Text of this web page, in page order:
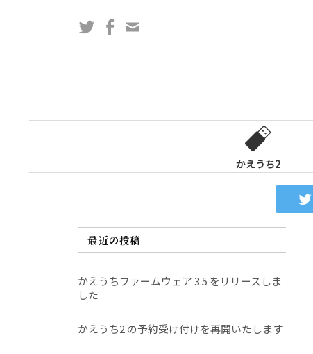
ス
TwitterFacebook
かえうち2
最近の投稿
かえうちファームウェア 3.5 をリリースしま
した
かえうち2 の予約受け付けを再開いたします